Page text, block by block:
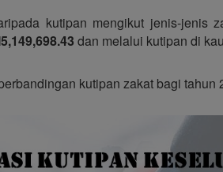
kutipan mengikut jenis-jenis
dan melalui kutipan di
kutipan zakat bagi tahun